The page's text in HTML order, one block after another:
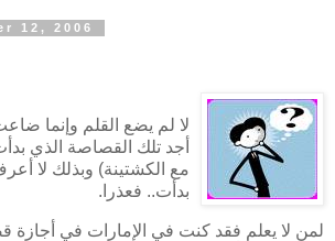
12, 2006
لا لم يضع القلم وإنما
أجد تلك القصاصة الذي
مع الكشتينة) وبذلك لا
بدأت.. فعذرا.
لمن لا يعلم فقد كنت في الإمارات في أجازة